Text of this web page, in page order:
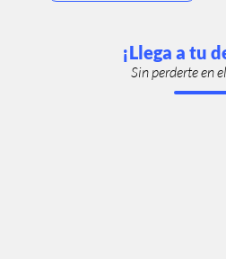
¡Llega a tu
Sin perderte en